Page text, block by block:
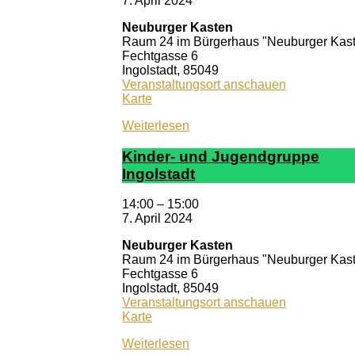
Neuburger Kasten
Raum 24 im Bürgerhaus "Neuburger
Fechtgasse 6
Ingolstadt,85049
Veranstaltungsort anschauen
KarteNeuburger
Weiterlesen
Kin­der- und Ju­gend­grup­pe
In­gol­stadt
14:00 – 15:00
7. April 2024
Neuburger Kasten
Raum 24 im Bürgerhaus "Neuburger
Fechtgasse 6
Ingolstadt,85049
Veranstaltungsort anschauen
KarteNeuburger
Weiterlesen